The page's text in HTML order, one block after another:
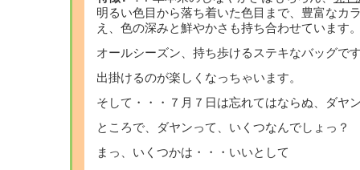
明るい色目から落ち着いた色目まで、豊富なカ
え、色の深みと鮮やかさも持ち合わせています
オールシーズン、持ち歩けるステキなバッグで
出掛けるのが楽しくなっちゃいます。
そして・・・７月７日は忘れてはならぬ、ダヤ
ところで、ダヤンって、いくつなんでしょっ？
まっ、いくつかは・・・いいとして